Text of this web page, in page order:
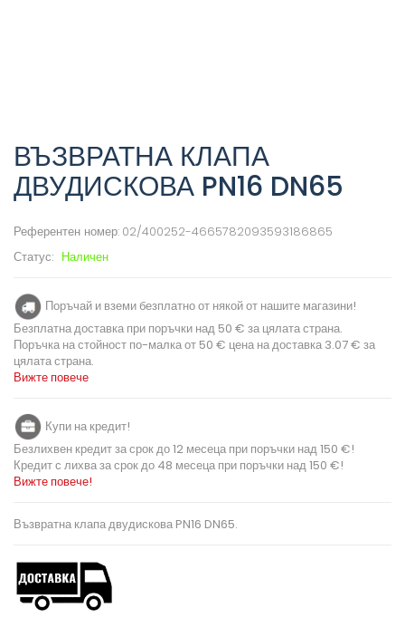
ВЪЗВРАТНА КЛАПА
ДВУДИСКОВА PN16 DN65
Референтен номер: 02/400252-4665782093593186865
Статус: Наличен
Поръчай и вземи безплатно от някой от нашите магазини!
Безплатна доставка при поръчки над 50 € за цялата страна.
Поръчка на стойност по-малка от 50 € цена на доставка 3.07 € за
цялата страна.
Вижте повече
Купи на кредит!
Безлихвен кредит за срок до 12 месеца при поръчки над 150 €!
Кредит с лихва за срок до 48 месеца при поръчки над 150 €!
Вижте повече!
Възвратна клапа двудискова PN16 DN65.